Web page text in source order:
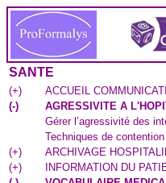
SANTE
(+)
ACCUEIL
(-)
AGRESSIVITE A
Gérer l’agressivité des
Techniques de
(+)
ARCHIVAGE
(+)
INFORMATION DU